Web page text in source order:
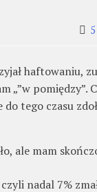
haftowaniu,
„”w
tego czasu
ale mam
nadal 7%